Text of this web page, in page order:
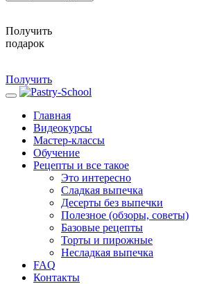
Получить
подарок
Получить
Главная
Видеокурсы
Мастер-классы
Обучение
Рецепты и все такое
Это интересно
Сладкая выпечка
Десерты без выпечки
Полезное (обзоры, советы)
Базовые рецепты
Торты и пирожные
Несладкая выпечка
FAQ
Контакты